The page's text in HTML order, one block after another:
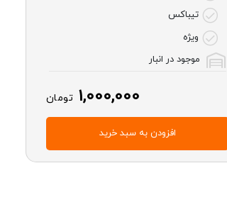
تیباکس
ویژه
موجود در انبار
1,000,000 تومان
افزودن به سبد خرید